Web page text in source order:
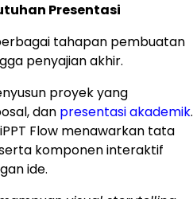
Presentasi
tahapan pembuatan
penyajian akhir.
proyek yang
dan presentasi akademik.
Flow menawarkan tata
komponen interaktif
ide.